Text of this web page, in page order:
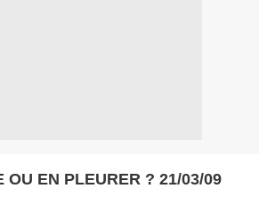
OU EN PLEURER ? 21/03/09